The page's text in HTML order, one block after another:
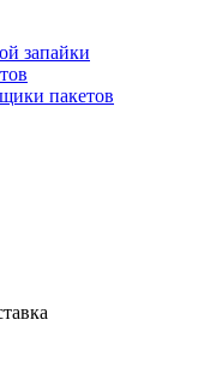
запайки
пакетов